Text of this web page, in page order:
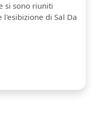
si sono riuniti
di Sal Da